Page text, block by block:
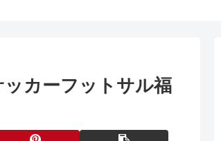
ッカーフットサル福